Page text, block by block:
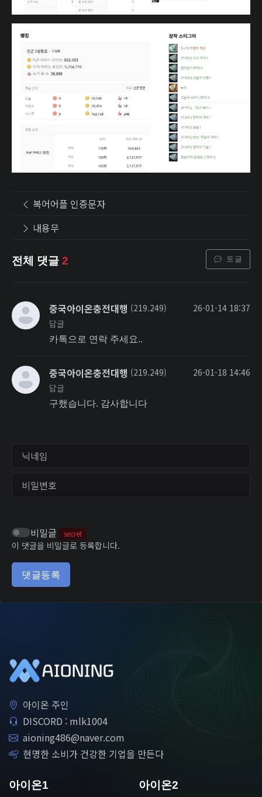
복어어플 인증문자
내용무
전체 댓글 2 토글
중국아이온충전대행 (219.249)
26-01-14 18:37
답글
카톡으로 연락 주세요..
중국아이온충전대행 (219.249)
26-01-18 14:46
답글
구했습니다. 감사합니다
닉네임
비밀번호
비밀글 secret
이 댓글을 비밀글로 등록합니다.
댓글등록
아이온 주인
DISCORD : mlk1004
aioning486@naver.com
현명한 소비가 건강한 기업을 만든다
아이온1
아이온2